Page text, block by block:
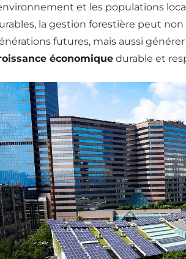
et les populations
la gestion forestière peut
futures, mais aussi
économique durable et